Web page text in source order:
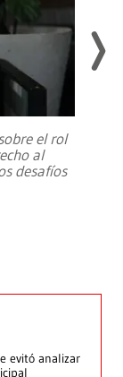
el rol
al
desafíos
evitó analizar